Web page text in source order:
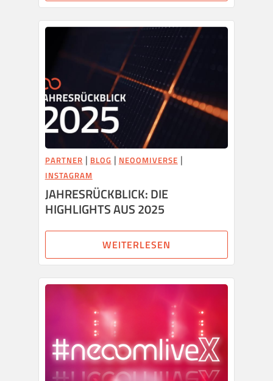
PARTNER | BLOG | NEOOMIVERSE |
INSTAGRAM
JAHRESRÜCKBLICK: DIE
HIGHLIGHTS AUS 2025
WEITERLESEN